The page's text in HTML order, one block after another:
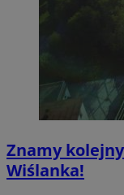
Znamy
Wiślanka!